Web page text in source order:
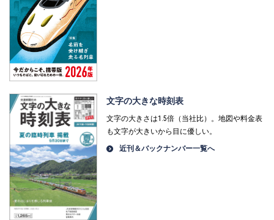
文字の大きな時刻表
文字の大きさは1.5倍（当社比）。地図や料金表
も文字が大きいから目に優しい。
近刊＆バックナンバー一覧へ